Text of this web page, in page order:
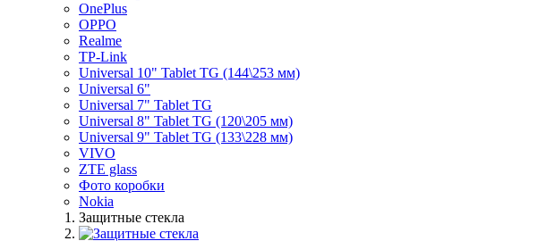
OnePlus
OPPO
Realme
TP-Link
Universal 10" Tablet TG (144\253 мм)
Universal 6"
Universal 7" Tablet TG
Universal 8" Tablet TG (120\205 мм)
Universal 9" Tablet TG (133\228 мм)
VIVO
ZTE glass
Фото коробки
Nokia
Защитные стекла